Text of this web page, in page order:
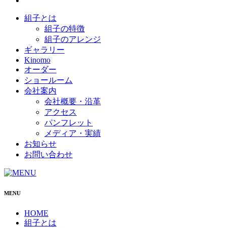
組子とは
組子の特徴
組子のアレンジ
ギャラリー
Kinomo
オーダー
ショールーム
会社案内
会社概要・沿革
アクセス
パンフレット
メディア・実績
お知らせ
お問い合わせ
MENU
HOME
組子とは